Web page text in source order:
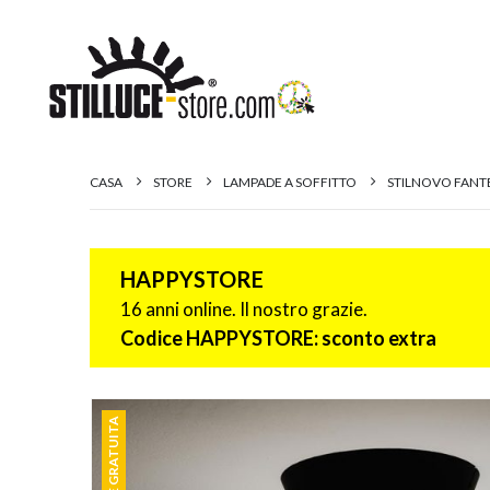
CASA STORE LAMPADE A SOFFITTO STILNOVO
HAPPYSTORE
16 anni online. Il nostro grazie.
Codice HAPPYSTORE: sconto extra